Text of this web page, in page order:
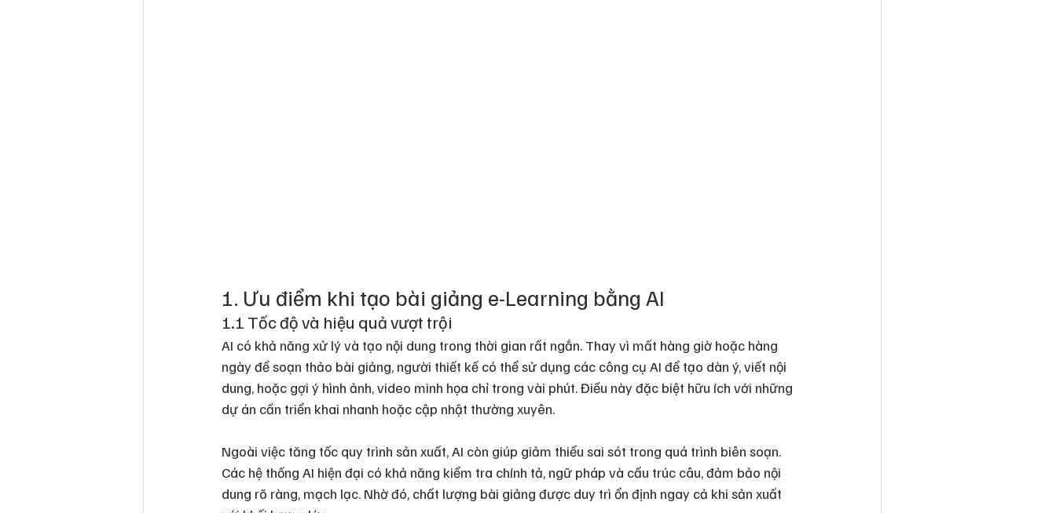
1. Ưu điểm khi tạo bài giảng e-Learning bằng AI
1.1 Tốc độ và hiệu quả vượt trội
AI có khả năng xử lý và tạo nội dung trong thời gian rất ngắn. Thay vì mất hàng giờ hoặc hàng
ngày để soạn thảo bài giảng, người thiết kế có thể sử dụng các công cụ AI để tạo dàn ý, viết nội
dung, hoặc gợi ý hình ảnh, video minh họa chỉ trong vài phút. Điều này đặc biệt hữu ích với những
dự án cần triển khai nhanh hoặc cập nhật thường xuyên.
Ngoài việc tăng tốc quy trình sản xuất, AI còn giúp giảm thiểu sai sót trong quá trình biên soạn.
Các hệ thống AI hiện đại có khả năng kiểm tra chính tả, ngữ pháp và cấu trúc câu, đảm bảo nội
dung rõ ràng, mạch lạc. Nhờ đó, chất lượng bài giảng được duy trì ổn định ngay cả khi sản xuất